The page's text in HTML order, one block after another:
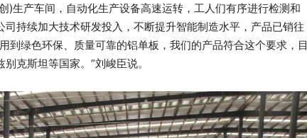
产车间，自动化生产设备高速运转，工人们有序进行检测和
持续加大技术研发投入，不断提升智能制造水平，产品已销往
到绿色环保、质量可靠的铝单板，我们的产品符合这个要求，目
克斯坦等国家。”刘峻臣说。